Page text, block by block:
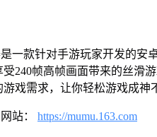
一款针对手游玩家开发的安
240帧高帧画面带来的丝滑
戏需求，让你轻松游戏成神
站： https://mumu.163.com